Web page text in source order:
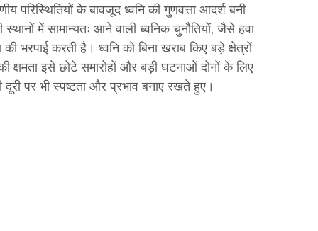
परिस्थितियों के बावजूद ध्वनि की गुणवत्ता आदर्श बनी
में सामान्यतः आने वाली ध्वनिक चुनौतियों, जैसे हवा
भरपाई करती है। ध्वनि को बिना खराब किए बड़े क्षेत्रों
क्षमता इसे छोटे समारोहों और बड़ी घटनाओं दोनों के लिए
पर भी स्पष्टता और प्रभाव बनाए रखते हुए।